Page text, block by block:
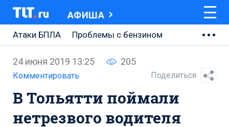
АФИША
Атаки БПЛА
Проблемы с бензином
Ремонт Центральной площади
Ремонт Обводного шоссе
Набережная Тольятти
24 июня 2019 13:25 205
Комментировать Поделиться
В Тольятти поймали
нетрезвого водителя